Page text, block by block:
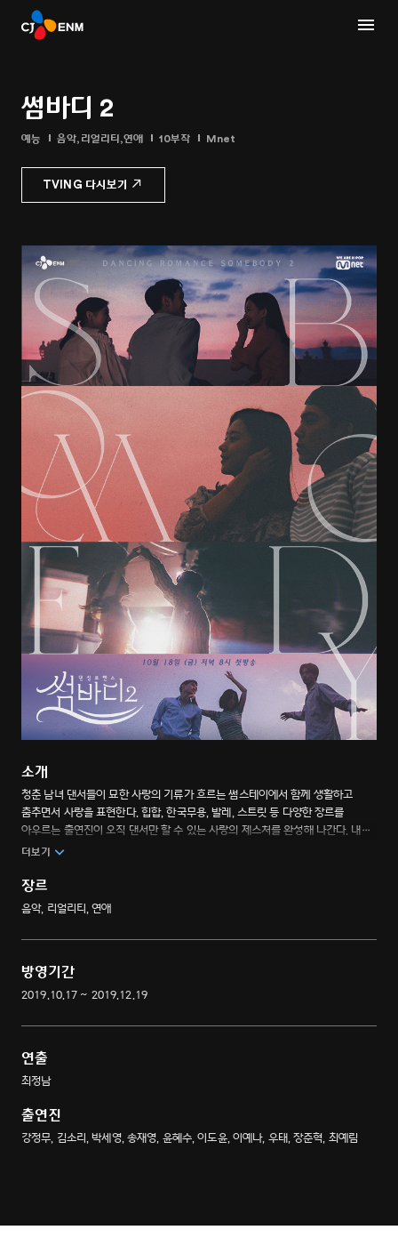
썸바디 2
예능 음악,리얼리티,연애 10부작 Mnet
TVING 다시보기
소개
청춘 남녀 댄서들이 묘한 사랑의 기류가 흐르는 썸스테이에서 함께 생활하고
춤추면서 사랑을 표현한다. 힙합, 한국무용, 발레, 스트릿 등 다양한 장르를
아우르는 출연진이 오직 댄서만 할 수 있는 사랑의 제스처를 완성해 나간다. 내
마음이 하나의 몸짓에 지나지 않게, 내 이름을 불러줘! 다시 한번 설렘이 춤을
더보기
장르
음악, 리얼리티, 연애
방영기간
2019.10.17 ~ 2019.12.19
연출
최정남
출연진
강정무, 김소리, 박세영, 송재영, 윤혜수, 이도윤, 이예나, 우태, 장준혁, 최예림